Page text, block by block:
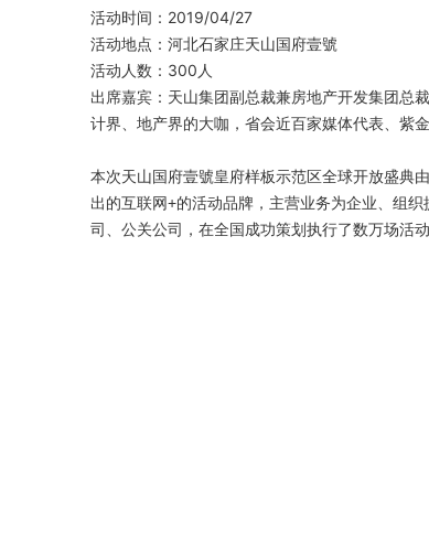
活动时间：2019/04/27
活动地点：河北石家庄天山国府壹號
活动人数：300人
出席嘉宾：天山集团副总裁兼房地产开发集团总
计界、地产界的大咖，省会近百家媒体代表、紫
本次天山国府壹號皇府样板示范区全球开放盛典
出的互联网+的活动品牌，主营业务为企业、组
司、公关公司，在全国成功策划执行了数万场活